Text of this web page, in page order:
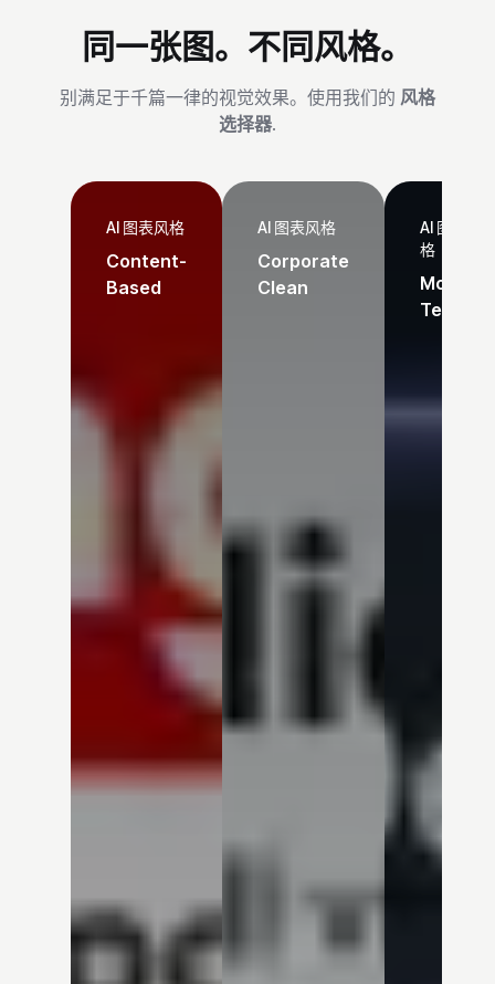
同一张图。不同风格。
别满足于千篇一律的视觉效果。使用我们的 风格
选择器.
AI 图表风格
Content-
Based
AI 图表风格
Corporate
Clean
AI 图表风
格
Modern
Tech